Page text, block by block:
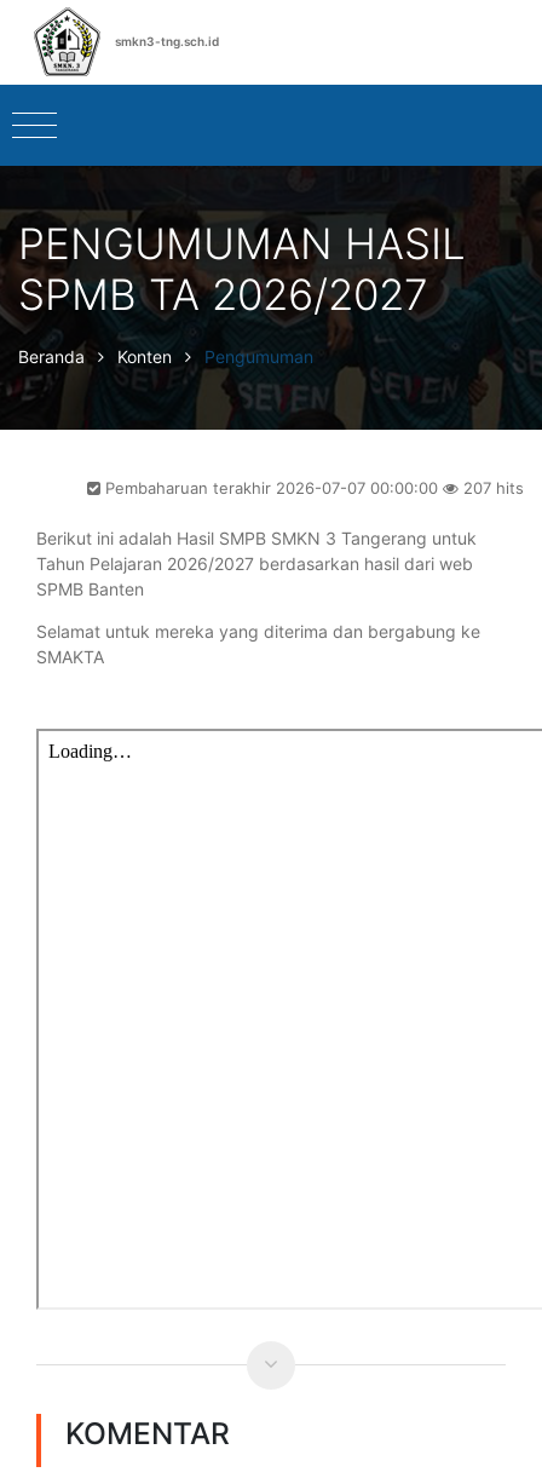
smkn3-tng.sch.id
PENGUMUMAN HASIL
SPMB TA 2026/2027
Beranda Konten Pengumuman
Pembaharuan terakhir 2026-07-07 00:00:00 207 hits
Berikut ini adalah Hasil SMPB SMKN 3 Tangerang untuk
Tahun Pelajaran 2026/2027 berdasarkan hasil dari web
SPMB Banten
Selamat untuk mereka yang diterima dan bergabung ke
SMAKTA
KOMENTAR